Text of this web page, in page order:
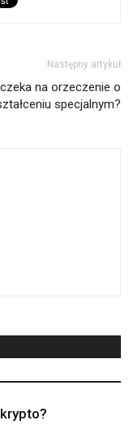
Następny artykuł
na orzeczenie o
specjalnym?